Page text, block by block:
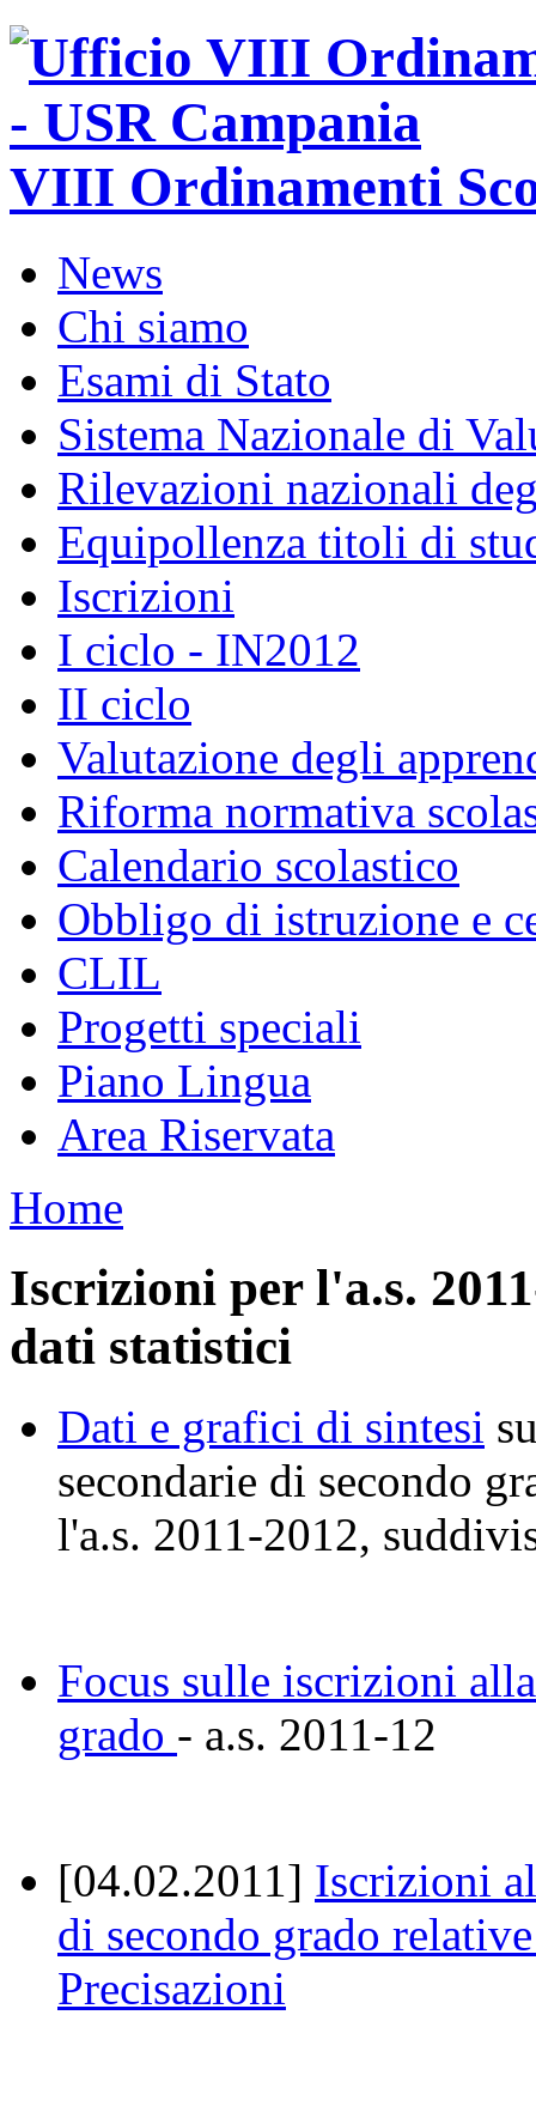
VIII Ordinamenti
News
Chi siamo
Esami di Stato
Sistema Nazionale di
Rilevazioni nazionali
Equipollenza titoli di
Iscrizioni
I ciclo - IN2012
II ciclo
Valutazione degli
Riforma normativa
Calendario scolastico
Obbligo di istruzione e
CLIL
Progetti speciali
Piano Lingua
Area Riservata
Home
Iscrizioni per l'a.s.
dati statistici
Dati e grafici di sintesi
secondarie di secondo
l'a.s. 2011-2012,
Focus sulle iscrizioni
grado - a.s. 2011-12
[04.02.2011] Iscrizioni
di secondo grado
Precisazioni